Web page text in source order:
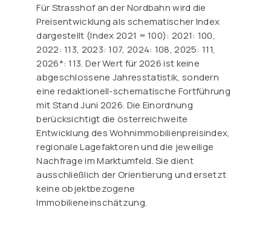
Für Strasshof an der Nordbahn wird die
Preisentwicklung als schematischer Index
dargestellt (Index 2021 = 100): 2021: 100,
2022: 113, 2023: 107, 2024: 108, 2025: 111,
2026*: 113. Der Wert für 2026 ist keine
abgeschlossene Jahresstatistik, sondern
eine redaktionell-schematische Fortführung
mit Stand Juni 2026. Die Einordnung
berücksichtigt die österreichweite
Entwicklung des Wohnimmobilienpreisindex,
regionale Lagefaktoren und die jeweilige
Nachfrage im Marktumfeld. Sie dient
ausschließlich der Orientierung und ersetzt
keine objektbezogene
Immobilieneinschätzung.